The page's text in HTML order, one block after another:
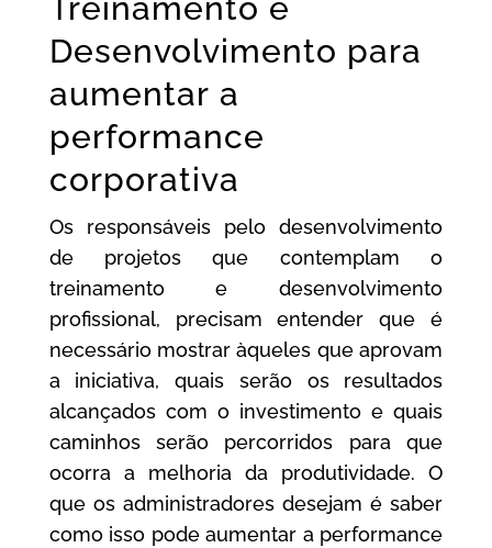
Treinamento e
Desenvolvimento para
aumentar a
performance
corporativa
Os responsáveis pelo desenvolvimento
de projetos que contemplam o
treinamento e desenvolvimento
profissional, precisam entender que é
necessário mostrar àqueles que aprovam
a iniciativa, quais serão os resultados
alcançados com o investimento e quais
caminhos serão percorridos para que
ocorra a melhoria da produtividade. O
que os administradores desejam é saber
como isso pode aumentar a performance